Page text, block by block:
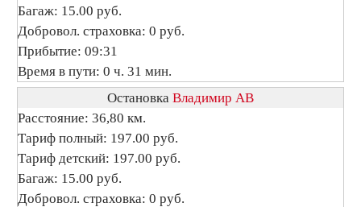
Багаж: 15.00 руб.
Добровол. страховка: 0 руб.
Прибытие: 09:31
Время в пути: 0 ч. 31 мин.
Остановка Владимир АВ
Расстояние: 36,80 км.
Тариф полный: 197.00 руб.
Тариф детский: 197.00 руб.
Багаж: 15.00 руб.
Добровол. страховка: 0 руб.